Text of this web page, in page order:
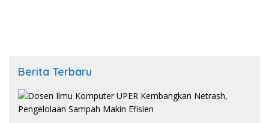
Berita Terbaru